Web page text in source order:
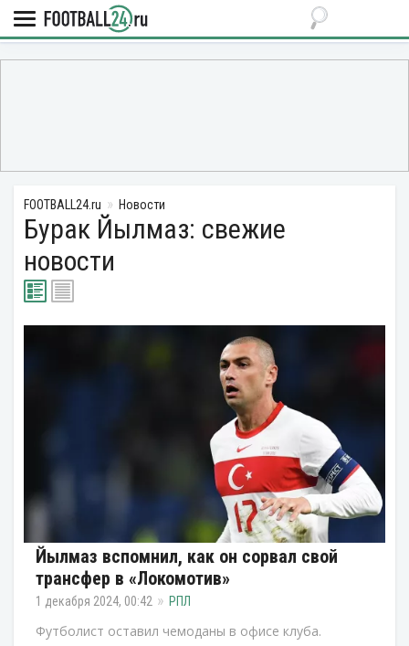
FOOTBALL24.ru Новости
Бурак Йылмаз: свежие
новости
Йылмаз вспомнил, как он сорвал свой
трансфер в «Локомотив»
1 декабря 2024, 00:42 РПЛ
Футболист оставил чемоданы в офисе клуба.